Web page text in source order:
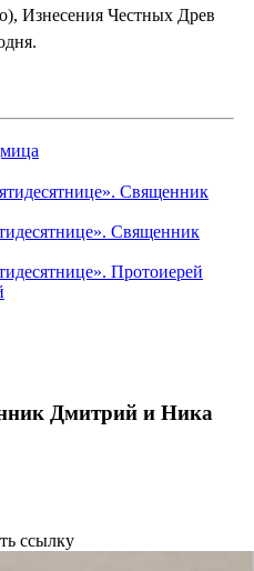
Изнесения Честных Древ
Священник
Священник
Протоиерей
Дмитрий и Ника